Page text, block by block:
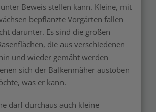
Beweis stellen kann. Kleine, mit
bepflanzte Vorgärten fallen
darunter. Es sind die großen
die aus verschiedenen
und wieder gemäht werden
sich der Balkenmäher austoben
was er kann.
darf durchaus auch kleine